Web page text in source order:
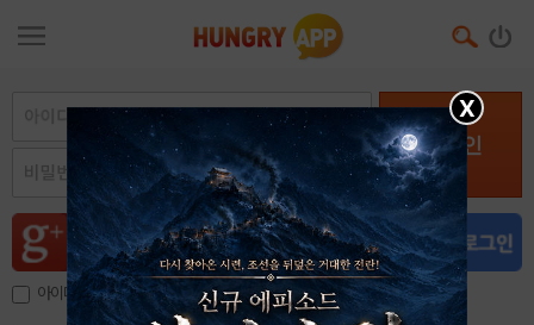
로그인
아이디, 이메일 저장
X